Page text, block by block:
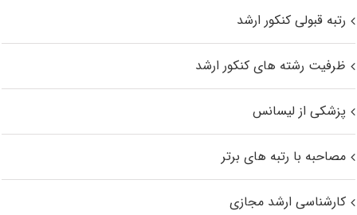
رتبه قبولی کنکور ارشد
ظرفیت رشته های کنکور ارشد
پزشکی از لیسانس
مصاحبه با رتبه های برتر
کارشناسی ارشد مجازی